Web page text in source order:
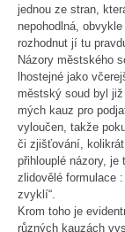
jednou ze stran,
nepohodlná,
rozhodnut jí tu
Názory městského
lhostejné jako
městský soud byl
mých kauz pro
vyloučen, takže
či zjišťování,
přihlouplé názory, je
zlidovělé formulace
zvyklí“.
Krom toho je
různých kauzách